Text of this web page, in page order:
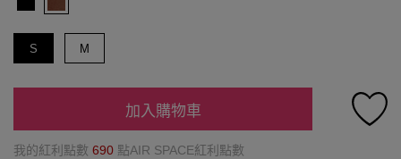
S M
加入購物車
我的紅利點數 690 點AIR SPACE紅利點數